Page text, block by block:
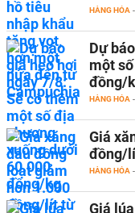
HÀNG HÓA -
Dự
một
đồng/
HÀNG HÓA -
Giá
đồng/
HÀNG HÓA -
Giá